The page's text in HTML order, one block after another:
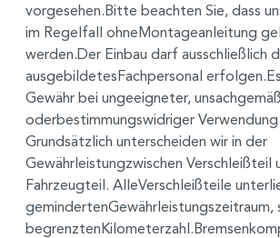
vorgesehen.Bitte beachten Sie, dass
im Regelfall ohneMontageanleitung
werden.Der Einbau darf ausschließlich
ausgebildetesFachpersonal
Gewähr bei ungeeigneter,
oderbestimmungswidriger Verwendung.
Grundsätzlich unterscheiden wir in der
Gewährleistungzwischen Verschleißteil
Fahrzeugteil. AlleVerschleißteile
gemindertenGewährleistungszeitraum,